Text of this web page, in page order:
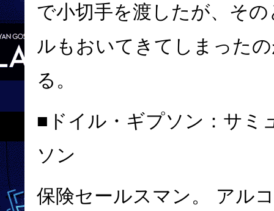
で小切手を渡したが、そ
ルもおいてきてしまった
る。
■ドイル・ギプソン： サミ
ソン
保険セールスマン。 アル